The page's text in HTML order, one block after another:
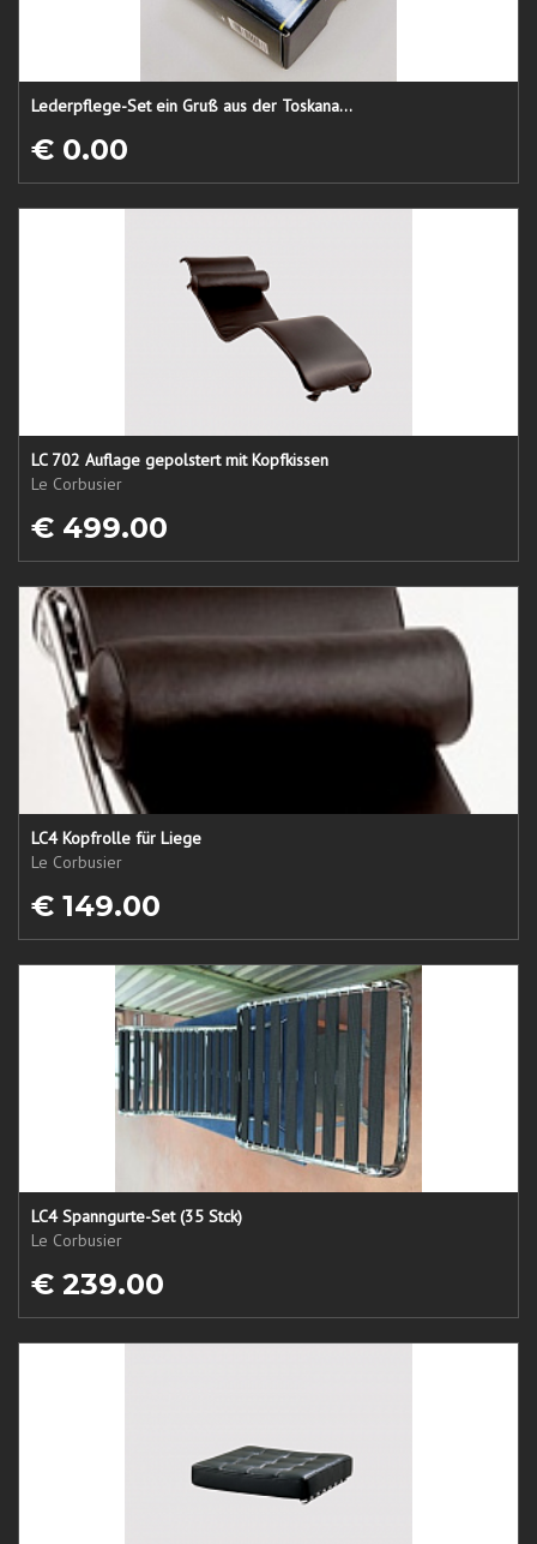
Lederpflege-Set ein Gruß aus der Toskana...
€ 0.00
LC 702 Auflage gepolstert mit Kopfkissen
Le Corbusier
€ 499.00
LC4 Kopfrolle für Liege
Le Corbusier
€ 149.00
LC4 Spanngurte-Set (35 Stck)
Le Corbusier
€ 239.00